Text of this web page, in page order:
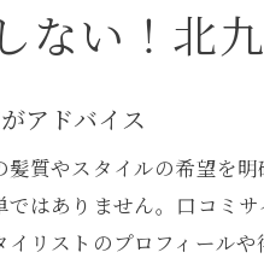
あなたの魅力を最大
ヘアカラーで変わる
美容室でのカウンセ
カラーリングで引き
個性を活かしたカラ
ない！北
アドバイス
質やスタイルの希望を
はありません。口コミ
リストのプロフィール